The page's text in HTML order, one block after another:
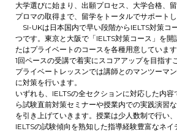
大学選びに始まり、出願プロセス、大学合格、
プロマの取得まで、留学をトータルでサポートし
SI-UKは日本国内で早い段階からIELTS対策コ
つです。東京と大阪で「IELTS対策コース」を開
たはプライベートのコースを各種用意していま
1回ペースの受講で着実にスコアアップを目指す
プライベートレッスンでは講師とのマンツーマ
に対策を行います。
いずれも、IELTSの全セクションに対応した内
ら試験直前対策セミナーや授業内での実践演習
を引き上げていきます。授業は少人数制で行い、
IELTSの試験傾向を熟知した指導経験豊富なネイ